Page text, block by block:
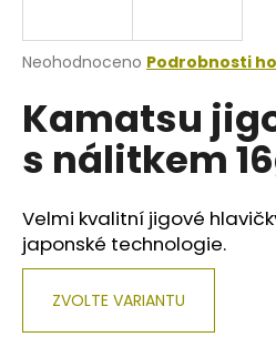
Průměrné
produktu
je
z
hvězdiček.
Neohodnoceno Podrobnosti
Kamatsu
s nálitkem
Velmi kvalitní jigové
japonské technologie.
ZVOLTE VARIANTU
j
t
?
HLEDAT